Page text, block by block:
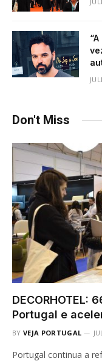
Don't Miss
DECORHOTEL:
Portugal e
BY VEJA PORTUGAL
Portugal continua a